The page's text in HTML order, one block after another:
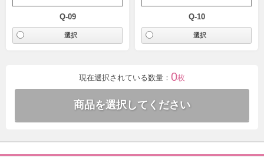
Q-09 Q-10
現在選択されている数量： 0枚